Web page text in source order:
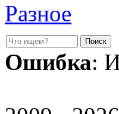
Разное
Ошибка: